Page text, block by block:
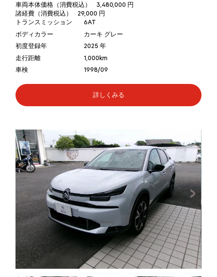
車両本体価格（消費税込）
3,480,000 円
諸経費（消費税込）
29,000 円
トランスミッション
6AT
ボディカラー
カーキ グレー
初度登録年
2025 年
走行距離
1,000km
車検
1998/09
詳しくみる